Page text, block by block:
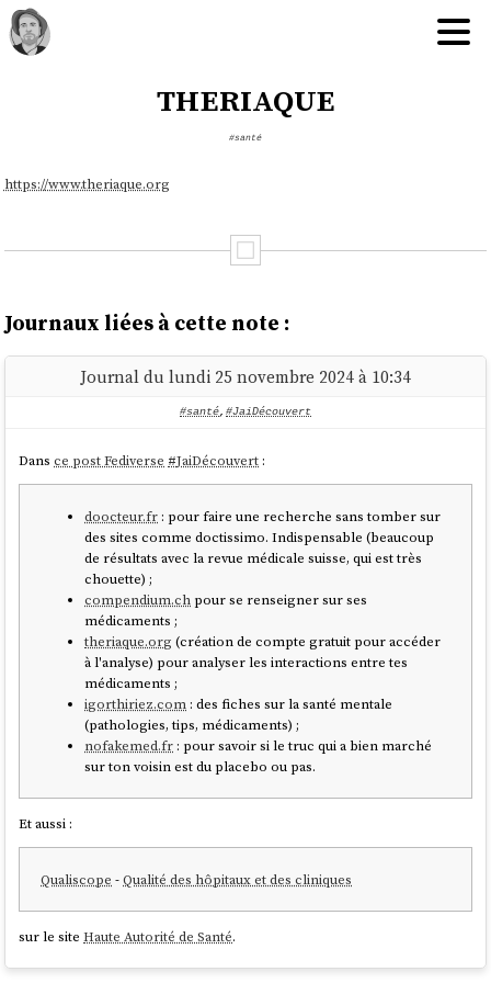
theriaque
#santé
https://www.theriaque.org
Journaux liées à cette note :
Journal du lundi 25 novembre 2024 à 10:34
#santé, #JaiDécouvert
Dansce post Fediverse #JaiDécouvert :
doocteur.fr : pour faire une recherche sans tomber sur
des sites comme doctissimo. Indispensable (beaucoup
de résultats avec la revue médicale suisse, qui est très
chouette) ;
compendium.ch pour se renseigner sur ses
médicaments ;
theriaque.org (création de compte gratuit pour accéder
à l'analyse) pour analyser les interactions entre tes
médicaments ;
igorthiriez.com : des fiches sur la santé mentale
(pathologies, tips, médicaments) ;
nofakemed.fr : pour savoir si le truc qui a bien marché
sur ton voisin est du placebo ou pas.
Et aussi :
Qualiscope -Qualité des hôpitaux et des cliniques
sur le siteHaute Autorité de Santé.